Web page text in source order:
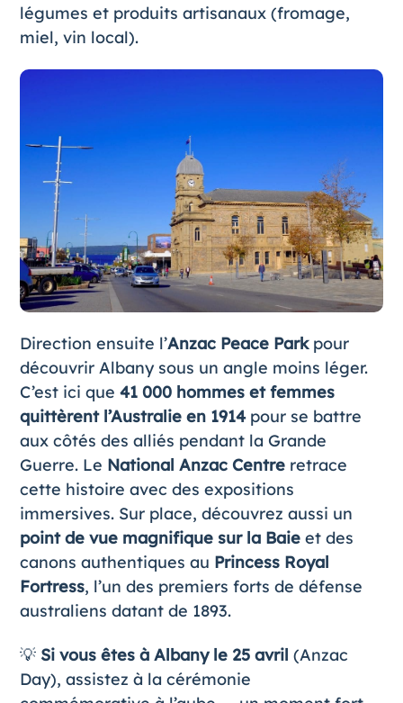
légumes et produits artisanaux (fromage,
miel, vin local).
Direction ensuite l’Anzac Peace Parkpour
découvrir Albany sous un angle moins léger.
C’est ici que 41 000 hommes et femmes
quittèrent l’Australie en 1914pour se battre
aux côtés des alliés pendant la Grande
Guerre. Le National Anzac Centreretrace
cette histoire avec des expositions
immersives. Sur place, découvrez aussi un
point de vue magnifique sur la Baieet des
canons authentiques au Princess Royal
Fortress, l’un des premiers forts de défense
australiens datant de 1893.
💡 Si vous êtes à Albany le 25 avril (Anzac
Day), assistez à la cérémonie